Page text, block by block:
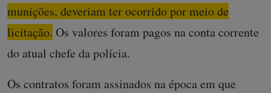
munições, deveriam ter ocorrido por meio de
licitação. Os valores foram pagos na conta corrente
do atual chefe da polícia.
Os contratos foram assinados na época em que